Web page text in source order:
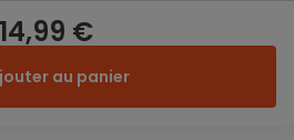
14,99 €
au panier